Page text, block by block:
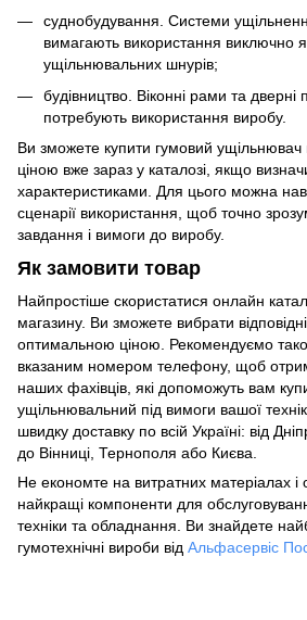
суднобудування. Системи
вимагають використання виключно
ущільнювальних шнурів;
будівництво. Віконні рами та дверні
потребують використання виробу.
Ви зможете купити гумовий
ціною вже зараз у каталозі, якщо
характеристиками. Для цього можна
сценарії використання, щоб точно
завдання і вимоги до виробу.
Як замовити товар
Найпростіше скористатися онлайн
магазину. Ви зможете вибрати
оптимальною ціною. Рекомендуємо
вказаним номером телефону, щоб
наших фахівців, які допоможуть вам
ущільнювальний під вимоги вашої
швидку доставку по всій Україні: від
до Вінниці, Тернополя або Києва.
Не економте на витратних матеріалах і
найкращі компоненти для
техніки та обладнання. Ви знайдете
гумотехнічні вироби від Альфасервіс